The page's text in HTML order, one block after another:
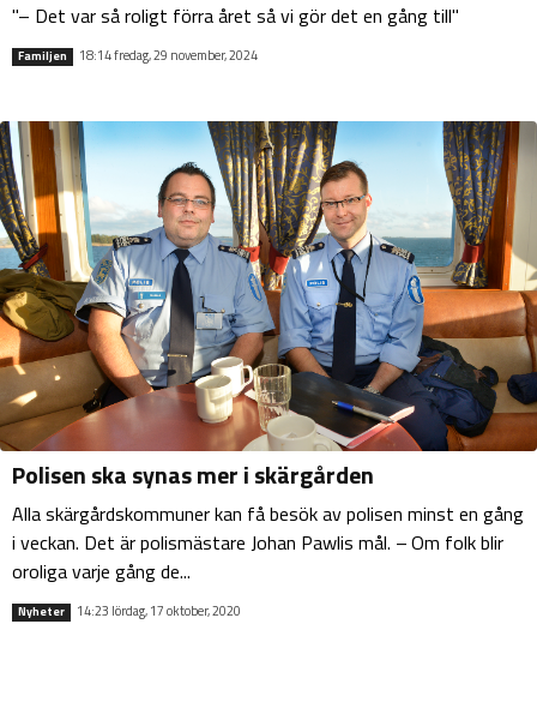
"– Det var så roligt förra året så vi gör det en gång till"
Familjen 18:14 fredag, 29 november, 2024
Polisen ska synas mer i skärgården
Alla skärgårdskommuner kan få besök av polisen minst en gång
i veckan. Det är polismästare Johan Pawlis mål. – Om folk blir
oroliga varje gång de...
Nyheter 14:23 lördag, 17 oktober, 2020